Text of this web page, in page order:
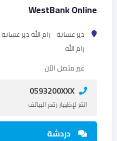
WestBank Online
دير غسانة - رام الله دير
رام الله
غير متصل الآن
0593200XXX
انقر لإظهار رقم الهاتف
دردشة